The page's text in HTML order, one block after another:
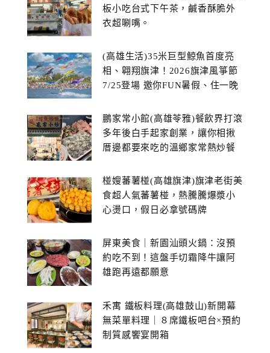
板小吃台式下午茶，鹹香酥脆外
衣超唰嘴。
(高雄生活)35米巨型鯨魚首度亮
相、翱翔旗津！2026旗津風箏節
7/25登場 邀你FUN暑假、住一晚
鵬家常小館(高雄苓雅)餐飲界打滾
多年後白手起家創業，讓你相揪
厝邊都要來吃的溫鄉家常熱炒餐
椪嫂蕃薯椪(高雄旗津)旗津老街美
食超人氣蕃薯椪，熱騰騰爆漿小
心燙口，假日必拿號碼牌
屏東美食｜新園汕頭火鍋：沒預
約吃不到！這盤手切霜降牛讓阿
雄跑再遠都願意
禾寓 鐵板料理(高雄鼓山)新開幕
無菜單料理｜８席鐵板吧台×預約
制質感饗宴開箱